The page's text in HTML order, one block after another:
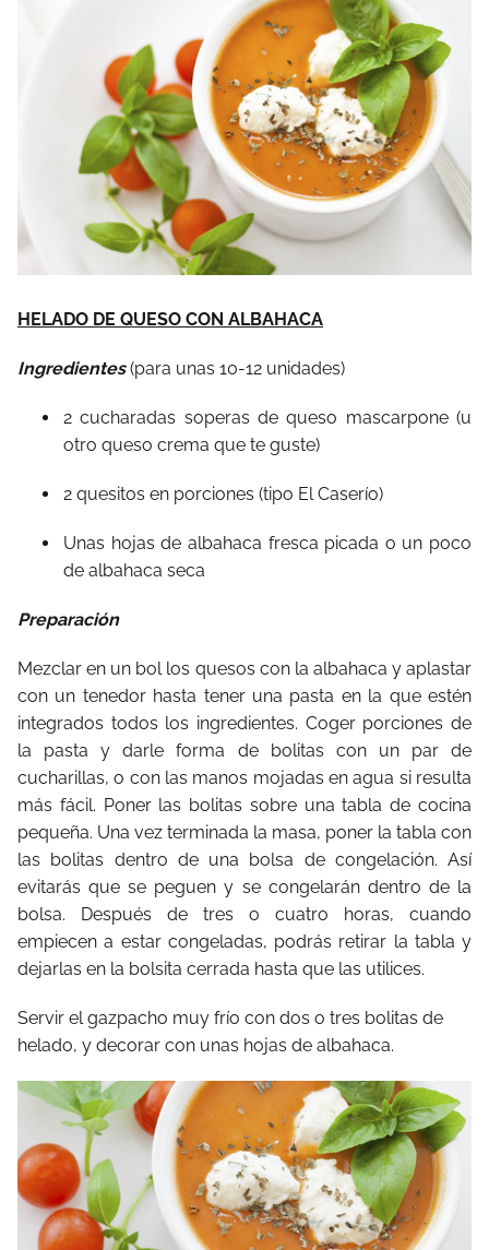
HELADO DE QUESO CON ALBAHACA
Ingredientes(para unas 10-12 unidades)
2 cucharadas soperas de queso mascarpone (u
otro queso crema que te guste)
2 quesitos en porciones (tipo El Caserío)
Unas hojas de albahaca fresca picada o un poco
de albahaca seca
Preparación
Mezclar en un bol los quesos con la albahaca y aplastar
con un tenedor hasta tener una pasta en la que estén
integrados todos los ingredientes. Coger porciones de
la pasta y darle forma de bolitas con un par de
cucharillas, o con las manos mojadas en agua si resulta
más fácil. Poner las bolitas sobre una tabla de cocina
pequeña. Una vez terminada la masa, poner la tabla con
las bolitas dentro de una bolsa de congelación. Así
evitarás que se peguen y se congelarán dentro de la
bolsa. Después de tres o cuatro horas, cuando
empiecen a estar congeladas, podrás retirar la tabla y
dejarlas en la bolsita cerrada hasta que las utilices.
Servir el gazpacho muy frío con dos o tres bolitas de
helado, y decorar con unas hojas de albahaca.